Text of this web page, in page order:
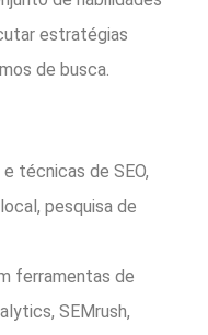
estratégias
de busca.
técnicas de SEO,
pesquisa de
ferramentas de
SEMrush,